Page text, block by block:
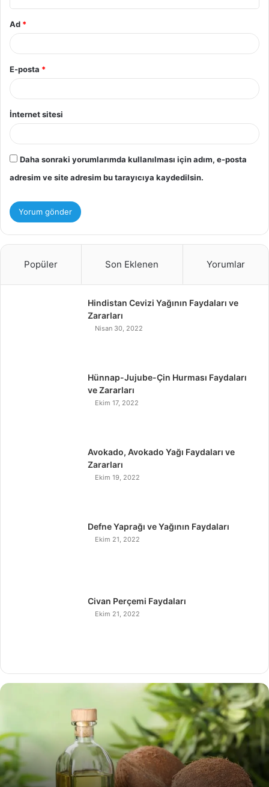
Ad *
E-posta *
İnternet sitesi
Daha sonraki yorumlarımda kullanılması için adım, e-posta
adresim ve site adresim bu tarayıcıya kaydedilsin.
Popüler Son Eklenen Yorumlar
Hindistan Cevizi Yağının Faydaları ve
Zararları
Nisan 30, 2022
Hünnap-Jujube-Çin Hurması Faydaları
ve Zararları
Ekim 17, 2022
Avokado, Avokado Yağı Faydaları ve
Zararları
Ekim 19, 2022
Defne Yaprağı ve Yağının Faydaları
Ekim 21, 2022
Civan Perçemi Faydaları
Ekim 21, 2022
H
i
s
t
a